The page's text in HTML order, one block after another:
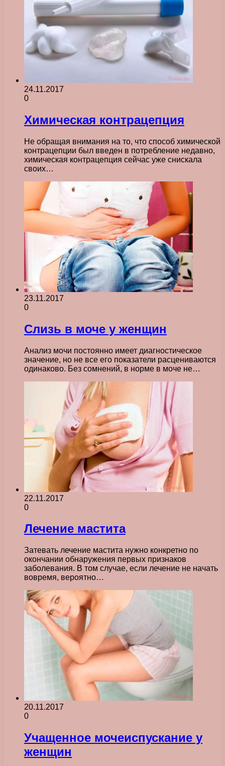
24.11.2017
0
Химическая контрацепция
Не обращая внимания на то, что способ химической
контрацепции был введен в потребление недавно,
химическая контрацепция сейчас уже снискала
своих…
23.11.2017
0
Слизь в моче у женщин
Анализ мочи постоянно имеет диагностическое
значение, но не все его показатели расцениваются
одинаково. Без сомнений, в норме в моче не…
22.11.2017
0
Лечение мастита
Затевать лечение мастита нужно конкретно по
окончании обнаружения первых признаков
заболевания. В том случае, если лечение не начать
вовремя, вероятно…
20.11.2017
0
Учащенное мочеиспускание у
женщин